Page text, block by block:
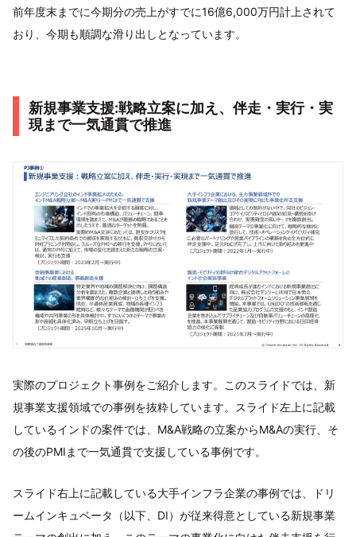
前年度末までに今期分の売上がすでに16億6,000万円計上されて
おり、今期も順調な滑り出しとなっています。
新規事業支援:戦略立案に加え、伴走・実行・実
現まで一気通貫で推進
実際のプロジェクト事例をご紹介します。このスライドでは、新
規事業支援領域での事例を抜粋しています。スライド左上に記載
しているインドの案件では、M&A戦略の立案からM&Aの実行、そ
の後のPMIまで一気通貫で支援している事例です。
スライド右上に記載している大手インフラ企業の事例では、ドリ
ームインキュベータ（以下、DI）が従来得意としている新規事業